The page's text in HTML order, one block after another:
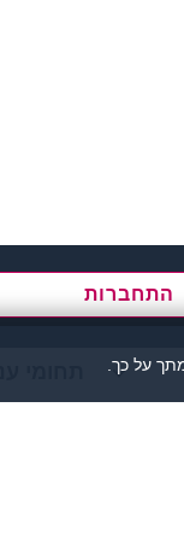
התחברות
על כך.